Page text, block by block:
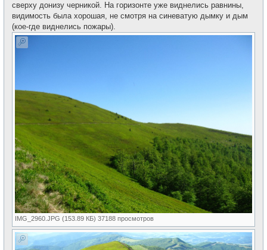
сверху донизу черникой. На горизонте уже виднелись равнины,
видимость была хорошая, не смотря на синеватую дымку и дым
(кое-где виднелись пожары).
IMG_2960.JPG (153.89 КБ) 37188 просмотров